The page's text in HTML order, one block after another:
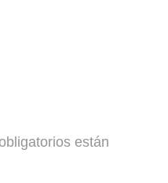
están